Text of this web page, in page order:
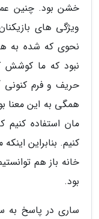
خشن بود. چنین
ویژگی های
نحوی که شده به
نبود که ما کوشش
حریف و فرم
همگی به این معنا
مان استفاده کنیم
کنیم. بنابراین
خانه باز هم
بود.
ساری در پاسخ به